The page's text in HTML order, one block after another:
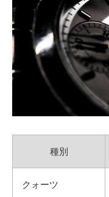
種別
クォーツ